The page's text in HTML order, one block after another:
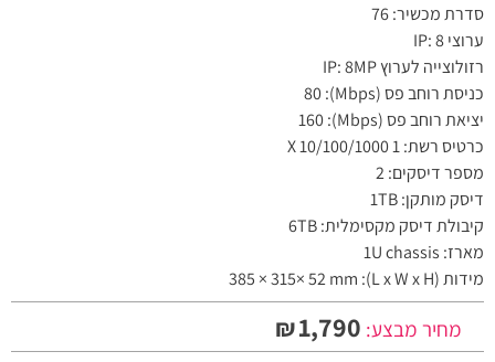
סדרת מכשיר: 76
ערוצי IP: 8
רזולוצייה לערוץ IP: 8MP
כניסת רוחב פס (Mbps): 80
יציאת רוחב פס (Mbps): 160
כרטיס רשת: 1 X 10/100/1000
מספר דיסקים: 2
דיסק מותקן: 1TB
קיבולת דיסק מקסימלית: 6TB
מארז: 1U chassis
מידות (L x W x H): 385 × 315× 52 mm
מחיר מבצע: ₪1,790